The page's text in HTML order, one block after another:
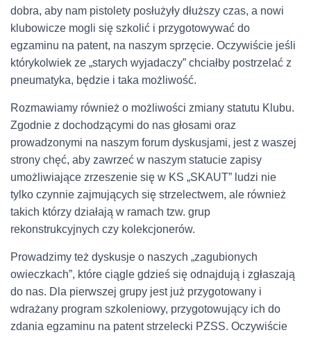
dobra, aby nam pistolety posłużyły dłuższy czas, a nowi
klubowicze mogli się szkolić i przygotowywać do
egzaminu na patent, na naszym sprzęcie. Oczywiście jeśli
którykolwiek ze „starych wyjadaczy” chciałby postrzelać z
pneumatyka, będzie i taka możliwość.
Rozmawiamy również o możliwości zmiany statutu Klubu.
Zgodnie z dochodzącymi do nas głosami oraz
prowadzonymi na naszym forum dyskusjami, jest z waszej
strony chęć, aby zawrzeć w naszym statucie zapisy
umożliwiające zrzeszenie się w KS „SKAUT” ludzi nie
tylko czynnie zajmujących się strzelectwem, ale również
takich którzy działają w ramach tzw. grup
rekonstrukcyjnych czy kolekcjonerów.
Prowadzimy też dyskusje o naszych „zagubionych
owieczkach”, które ciągle gdzieś się odnajdują i zgłaszają
do nas. Dla pierwszej grupy jest już przygotowany i
wdrażany program szkoleniowy, przygotowujący ich do
zdania egzaminu na patent strzelecki PZSS. Oczywiście